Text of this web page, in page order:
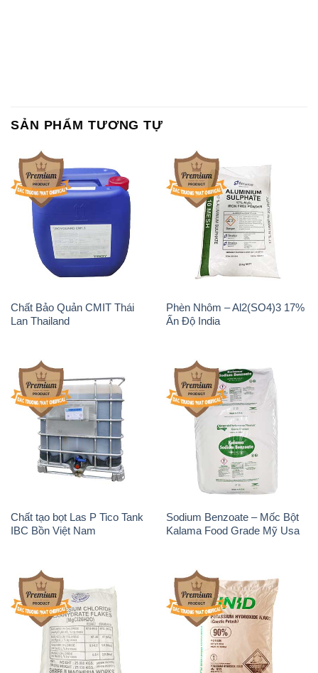
SẢN PHẨM TƯƠNG TỰ
Chất Bảo Quản CMIT Thái
Lan Thailand
Phèn Nhôm – Al2(SO4)3 17%
Ấn Độ India
Chất tạo bọt Las P Tico Tank
IBC Bồn Việt Nam
Sodium Benzoate – Mốc Bột
Kalama Food Grade Mỹ Usa